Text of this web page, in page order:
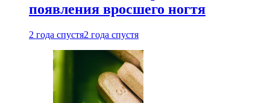
появления вросшего ногтя
2 года спустя2 года спустя